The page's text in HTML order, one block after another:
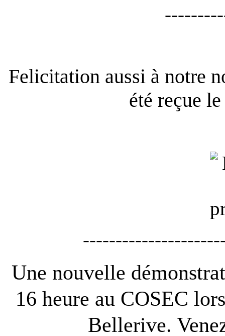
Felicitation aussi à notre
été reçue
Une nouvelle
16 heure au COSEC
Bellerive.